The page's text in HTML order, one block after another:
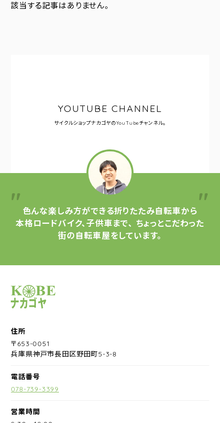
該当する記事はありません。
YOUTUBE CHANNEL
サイクルショップナカゴヤのYouTubeチャンネル。
色んな楽しみ方ができる折りたたみ自転車から
本格ロードバイク、子供車まで、 ちょっとこだわった
街の自転車屋をしています。
サイクルショップナカゴヤ
住所
〒653-0051
兵庫県神戸市長田区野田町5-3-8
電話番号
078-739-3399
営業時間